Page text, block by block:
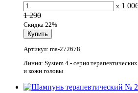
x 1
1 290
Скидка 22%
Артикул: ma-272678
Линия: System 4 - серия
и кожи головы